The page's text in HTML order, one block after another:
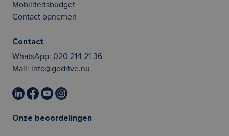
Mobiliteitsbudget
Contact opnemen
Contact
WhatsApp: 020 214 21 36
Mail: info@godrive.nu
Onze beoordelingen